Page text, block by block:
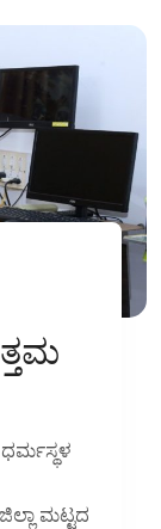
ಧರ್ಮಸ್ಥಳ
ಮಟ್ಟದ